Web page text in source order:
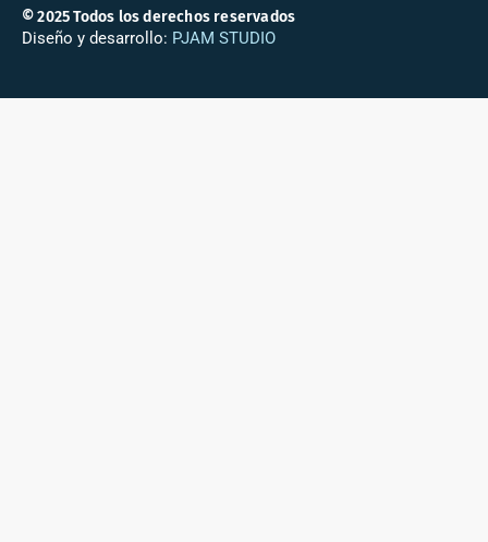
© 2025 Todos los derechos reservados
Diseño y desarrollo: PJAM STUDIO